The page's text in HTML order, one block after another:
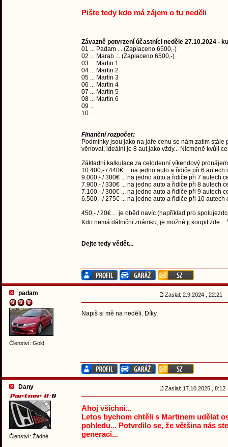
Pište tedy kdo má zájem o tu neděli
Závazně potvrzení účastníci neděle 27.10.2024 -
01 ... Padam ... (Zaplaceno 6500,-)
02 ... Marab ... (Zaplaceno 6500,-)
03 ... Martin 1
04 ... Martin 2
05 ... Martin 3
06 ... Martin 4
07 ... Martin 5
08 ... Martin 6
09 ...
10 ...
Finanční rozpočet:
Podmínky jsou jako na jaře cenu se nám zatím
věnovat, ideální je 8 aut jako vždy... Nicméně kvůli
Základní kalkulace za celodenní víkendový
10.400,- / 440€ ... na jedno auto a řidiče při 6 autech
9.000,- / 380€ ... na jedno auto a řidiče při 7 autech
7.900,- / 330€ ... na jedno auto a řidiče při 8 autech
7.100,- / 300€ ... na jedno auto a řidiče při 9 autech
6.500,- / 275€ ... na jedno auto a řidiče při 10 autech
450,- / 20€ ... je oběd navíc (například pro
Kdo nemá dálniční známku, je možné ji koupit zde ...
Dejte tedy vědět...
padam
Členství: Gold
Zaslal: 2.9.2024 , 22:21
Napiš si mě na neděli. Díky.
Dany
Členství: Žádné
Zaslal: 17.10.2025 , 8:12
Ahoj všichni...
Letos bychom chtěli s Martinem udělat
pohledu... Potvrdilo se, že většina nás
generaci...